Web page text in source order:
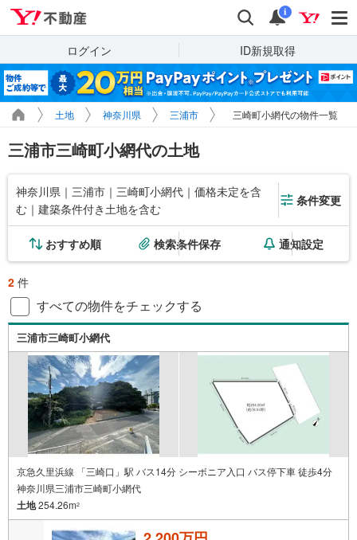
検索 通知
i
ログイン ID新規取得
土地 神奈川県 三浦市 三崎町小網代の物件一覧
三浦市三崎町小網代の土地
神奈川県｜三浦市｜三崎町小網代｜価格未定を含
む｜建築条件付き土地を含む
条件変更
おすすめ順 検索条件保存 通知設定
2 件
すべての物件をチェックする
三浦市三崎町小網代
京急久里浜線 「三崎口」駅 バス14分 シーボニア入口 バス停下車 徒歩4分
神奈川県三浦市三崎町小網代
土地254.26m2